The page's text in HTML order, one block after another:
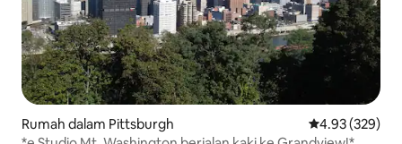
Rumah dalam Pittsburgh Penarafan
4.93 (329)